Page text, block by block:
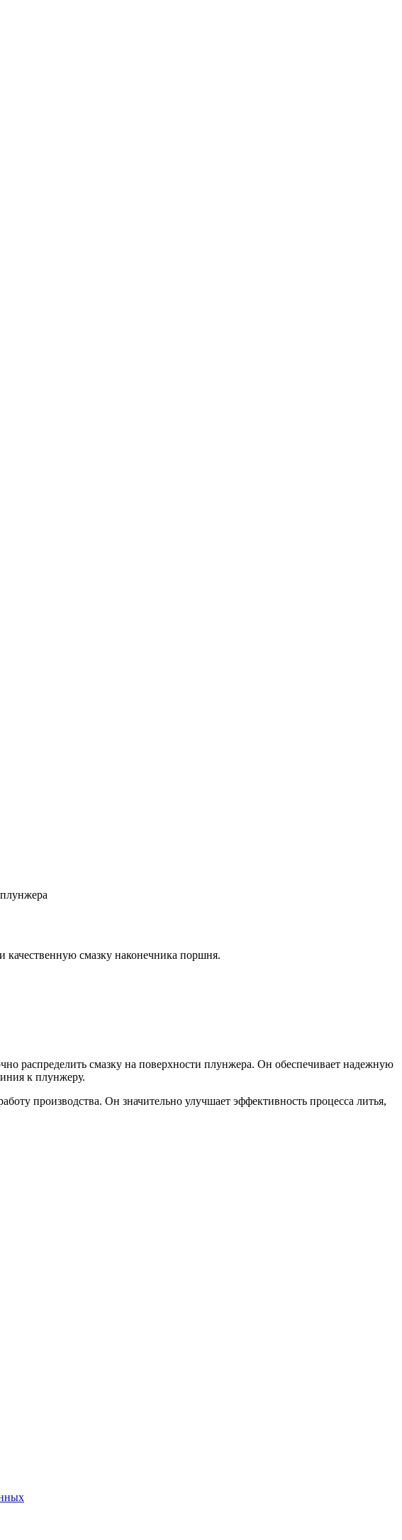
качественную смазку наконечника поршня.
распределить смазку на поверхности плунжера. Он обеспечивает надежную
к плунжеру.
производства. Он значительно улучшает эффективность процесса литья,